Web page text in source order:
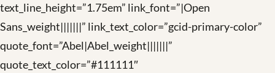
text_line_height=”1.75em” link_font=”|Open
Sans_weight|||||||” link_text_color=”gcid-primary-color”
quote_font=”Abel|Abel_weight|||||||”
quote_text_color=”#111111″